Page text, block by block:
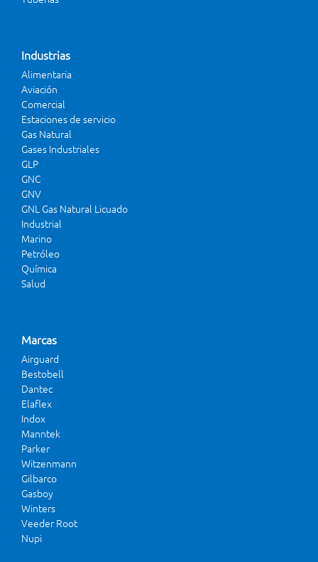
Industrias
Alimentaria
Aviación
Comercial
Estaciones de servicio
Gas Natural
Gases Industriales
GLP
GNC
GNV
GNL Gas Natural Licuado
Industrial
Marino
Petróleo
Química
Salud
Marcas
Airguard
Bestobell
Dantec
Elaflex
Indox
Manntek
Parker
Witzenmann
Gilbarco
Gasboy
Winters
Veeder Root
Nupi